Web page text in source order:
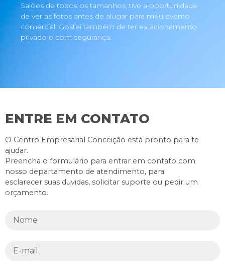
Salões de todos os tamanhos, tive a oportunidade
de ver as fotos antes de alugar para meu evento
comercial. Gostei também de ter estacionamento
privado e com segurança.
ENTRE EM CONTATO
O Centro Empresarial Conceição está pronto para te
ajudar.
Preencha o formulário para entrar em contato com
nosso departamento de atendimento, para
esclarecer suas duvidas, solicitar suporte ou pedir um
orçamento.